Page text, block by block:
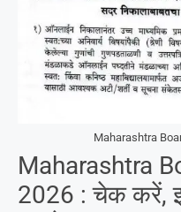
Maharashtra
Maharashtra
2026 : चेक करें,